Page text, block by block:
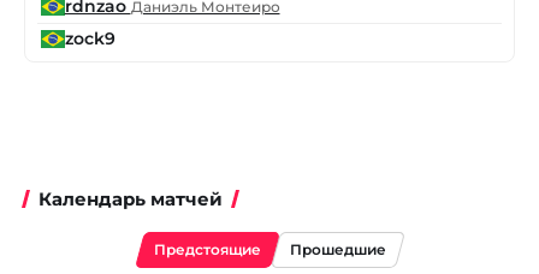
rdnzao Даниэль Монтеиро
zock9
Календарь матчей
Предстоящие Прошедшие